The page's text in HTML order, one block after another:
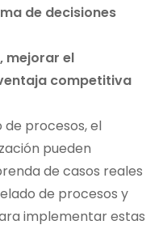
de decisiones
mejorar el
competitiva
procesos, el
pueden
de casos reales
de procesos y
implementar estas